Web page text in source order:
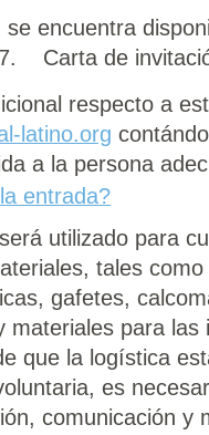
encuentra
Carta de
respecto a
latino.org
a la persona
entrada?
utilizado para
tales
gafetes,
materiales para las
que la logística
es
comunicación y